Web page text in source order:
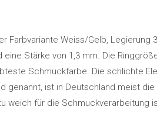
Farbvariante Weiss/Gelb,
eine Stärke von 1,3 mm. Die
Schmuckfarbe. Die schlichte
genannt, ist in Deutschland meist
weich für die